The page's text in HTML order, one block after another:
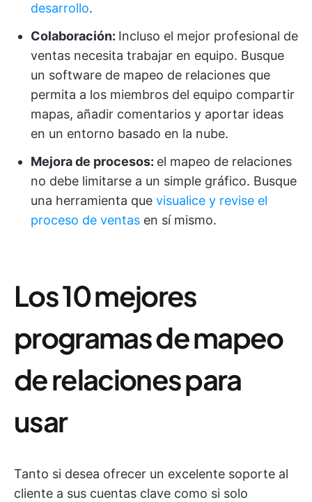
desarrollo.
Colaboración: Incluso el mejor profesional de
ventas necesita trabajar en equipo. Busque
un software de mapeo de relaciones que
permita a los miembros del equipo compartir
mapas, añadir comentarios y aportar ideas
en un entorno basado en la nube.
Mejora de procesos: el mapeo de relaciones
no debe limitarse a un simple gráfico. Busque
una herramienta que visualice y revise el
proceso de ventas en sí mismo.
Los 10 mejores
programas de mapeo
de relaciones para
usar
Tanto si desea ofrecer un excelente soporte al
cliente a sus cuentas clave como si solo